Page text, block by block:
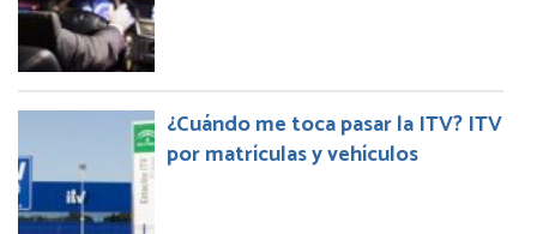
¿Cuándo me toca pasar la ITV? ITV
por matrículas y vehículos